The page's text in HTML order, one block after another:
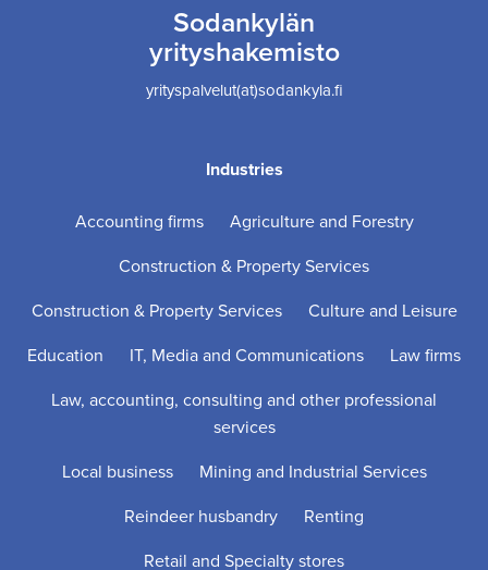
Sodankylän
yrityshakemisto
yrityspalvelut(at)sodankyla.fi
Industries
Accounting firms
Agriculture and Forestry
Construction & Property Services
Construction & Property Services
Culture and Leisure
Education
IT, Media and Communications
Law firms
Law, accounting, consulting and other professional
services
Local business
Mining and Industrial Services
Reindeer husbandry
Renting
Retail and Specialty stores